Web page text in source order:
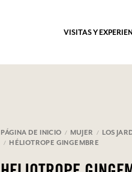
VISITAS Y
PÁGINA DE INICIO MUJER
LOS
HÉLIOTROPE GINGEMBRE